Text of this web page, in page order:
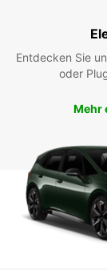
Entdecken Sie
oder
Mehr